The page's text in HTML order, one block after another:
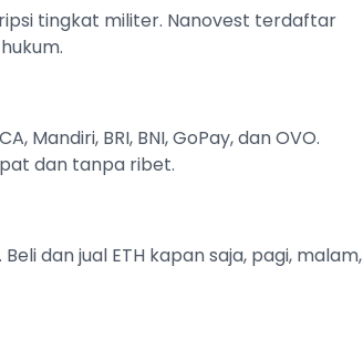
tingkat militer. Nanovest terdaftar
BRI, BNI, GoPay, dan OVO.
dan tanpa ribet.
dan jual ETH kapan saja, pagi, malam,